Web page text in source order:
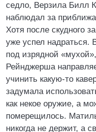
седло, Верзила Билл
наблюдал за
Хотя после скудного
уже успел
под изрядной
Рейнджерша
учинить какую-то
задумала
как некое оружие, а
померещилось.
никогда не держит, а